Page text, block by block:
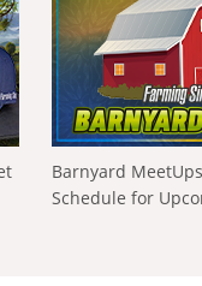
Barnyard
Schedule for